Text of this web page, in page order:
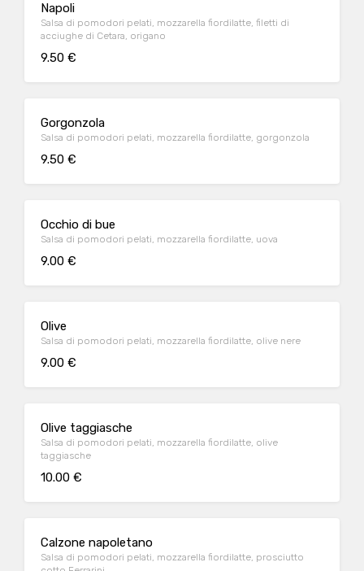
Napoli
Salsa di pomodori pelati, mozzarella fiordilatte, filetti di
acciughe di Cetara, origano
9.50 €
Gorgonzola
Salsa di pomodori pelati, mozzarella fiordilatte, gorgonzola
9.50 €
Occhio di bue
Salsa di pomodori pelati, mozzarella fiordilatte, uova
9.00 €
Olive
Salsa di pomodori pelati, mozzarella fiordilatte, olive nere
9.00 €
Olive taggiasche
Salsa di pomodori pelati, mozzarella fiordilatte, olive
taggiasche
10.00 €
Calzone napoletano
Salsa di pomodori pelati, mozzarella fiordilatte, prosciutto